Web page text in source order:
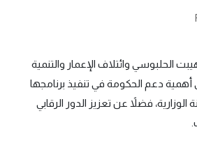
الحلبوسي وائتلاف الإعمار والتنمية
دعم الحكومة في تنفيذ برنامجها
الوزارية، فضلاً عن تعزيز الدور الرقابي